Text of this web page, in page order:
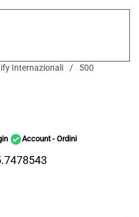
Internazionali
500
Account - Ordini